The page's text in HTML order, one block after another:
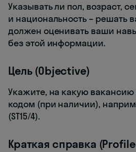
Указывать ли пол, возраст,
и национальность – решать
должен оценивать ваши
без этой информации.
Цель (Objective)
Укажите, на какую вакансию
кодом (при наличии),
(ST15/4).
Краткая справка